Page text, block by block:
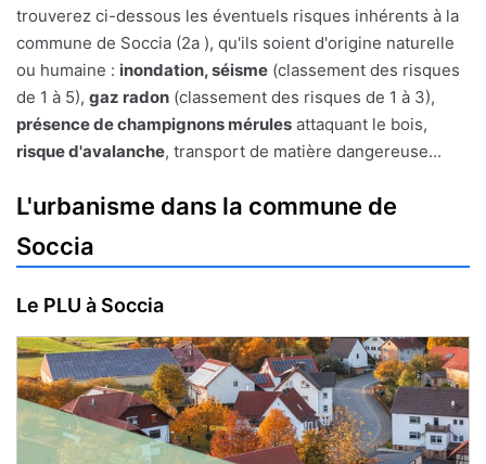
trouverez ci-dessous les éventuels risques inhérents à la
commune de Soccia (2a ), qu'ils soient d'origine naturelle
ou humaine : inondation, séisme (classement des risques
de 1 à 5), gaz radon (classement des risques de 1 à 3),
présence de champignons mérules attaquant le bois,
risque d'avalanche, transport de matière dangereuse...
L'urbanisme dans la commune de
Soccia
Le PLU à Soccia